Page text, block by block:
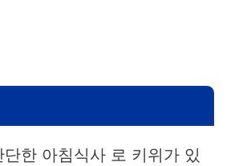
단한 아침식사 로 키위가 있